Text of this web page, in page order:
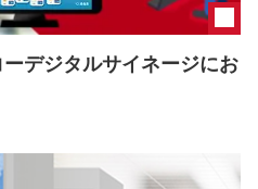
デジタルサイネージにお